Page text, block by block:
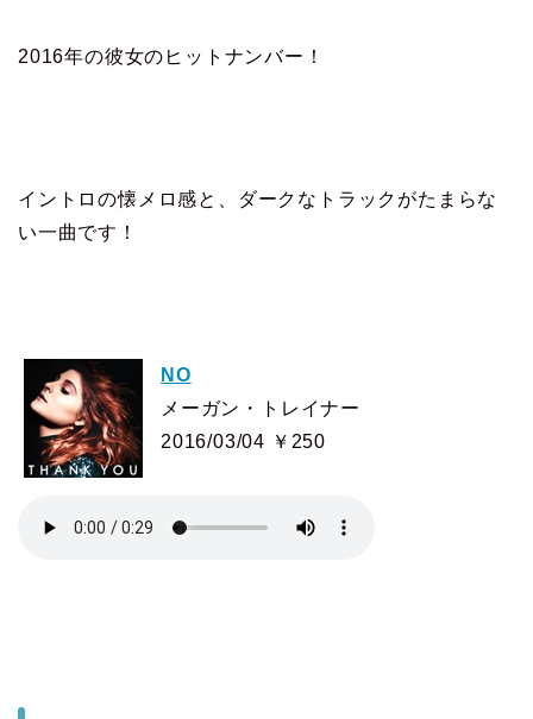
2016年の彼女のヒットナンバー！
イントロの懐メロ感と、ダークなトラックがたまらな
い一曲です！
NO
メーガン・トレイナー
2016/03/04 ￥250